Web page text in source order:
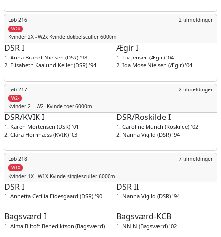
Løb 216 2 tilmeldinger
W2X
Kvinder 2X - W2x Kvinde dobbelsculler 6000m
DSR I
1. Anna Brandt Nielsen (DSR) '98
2. Elisabeth Kaalund Keller (DSR) '94
Ægir I
1. Liv Jensen (Ægir) '04
2. Ida Mose Nielsen (Ægir) '04
Løb 217 2 tilmeldinger
W2-
Kvinder 2- - W2- Kvinde toer 6000m
DSR/KVIK I
1. Karen Mortensen (DSR) '01
2. Clara Hornnæss (KVIK) '03
DSR/Roskilde I
1. Caroline Munch (Roskilde) '02
2. Nanna Vigild (DSR) '94
Løb 218 7 tilmeldinger
W1X
Kvinder 1X - W1X Kvinde singlesculler 6000m
DSR I
1. Annetta Cecilia Eidesgaard (DSR) '90
DSR II
1. Nanna Vigild (DSR) '94
Bagsværd I
1. Alma Biltoft Benediktson (Bagsværd) '05
Bagsværd-KCB
1. NN N (Bagsværd) '02